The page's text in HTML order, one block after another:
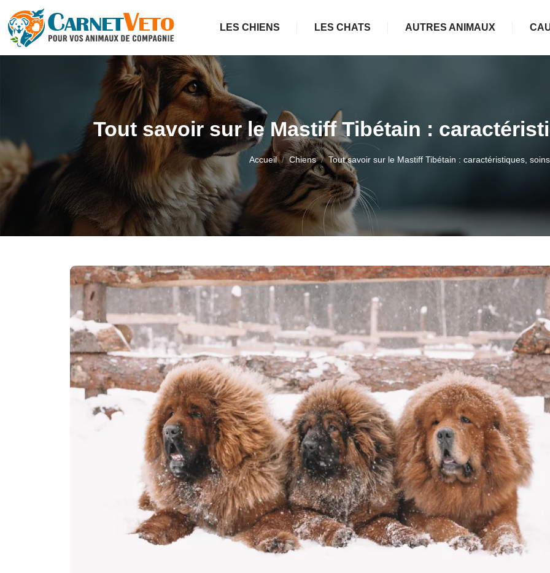
LES CHIENS LES CHATS AUTRES ANIMAUX
Tout savoir sur le Mastiff Tibétain :
Accueil Chiens Tout savoir sur le Mastiff Tibétain : caractéristiques,